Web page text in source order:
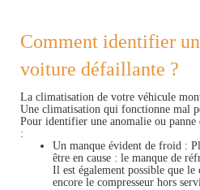
Comment identifier
voiture défaillante ?
La climatisation de votre véhicule
Une climatisation qui fonctionne mal
Pour identifier une anomalie ou panne
:
Un manque évident de froid :
être en cause : le manque de
Il est également possible que le
encore le compresseur hors